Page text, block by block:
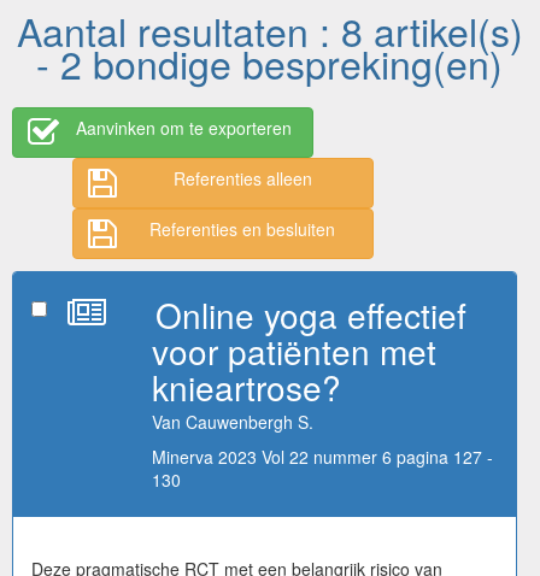
Aantal resultaten : 8 artikel(s)
- 2 bondige bespreking(en)
Aanvinken om te exporteren
Referenties alleen
Referenties en besluiten
Online yoga effectief
voor patiënten met
knieartrose?
Van Cauwenbergh S.
Minerva 2023 Vol 22 nummer 6 pagina 127 -
130
Deze pragmatische RCT met een belangrijk risico van